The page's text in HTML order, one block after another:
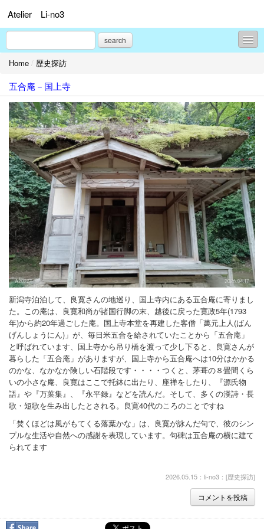
Atelier Li-no3
search
気ままなつぶやき
歴史探訪
イザベラ」バードの通った道
過去の仕事
菜園・食・花
プロフィール
お問合せ
Home / 歴史探訪
五合庵－国上寺
新潟寺泊泊して、良寛さんの地巡り、国上寺内にある五合庵に寄りまし
た。この庵は、良寛和尚が諸国行脚の末、越後に戻った寛政5年(1793
年)から約20年過ごした庵。国上寺本堂を再建した客僧「萬元上人(ばん
げんしょうにん)」が、毎日米五合を給されていたことから「五合庵」
と呼ばれています、国上寺から吊り橋を渡って少し下ると、良寛さんが
暮らした「五合庵」がありますが、国上寺から五合庵へは10分はかかる
のかな、なかなか険しい石階段です・・・・つくと、茅葺の８畳間くら
いの小さな庵、良寛はここで托鉢に出たり、座禅をしたり、『源氏物
語』や『万葉集』、『永平録』などを読んだ。そして、多くの漢詩・長
歌・短歌を生み出したとされる。良寛40代のころのことですね
「焚くほどは風がもてくる落葉かな」は、良寛が詠んだ句で、彼のシン
プルな生活や自然への感謝を表現しています。句碑は五合庵の横に建て
られてます
2026.05.15：li-no3：[歴史探訪]
コメントを投稿